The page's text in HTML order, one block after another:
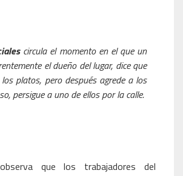
circula el momento en el que un
el dueño del lugar, dice que
platos, pero después agrede a los
persigue a uno de ellos por la calle.
que los trabajadores del